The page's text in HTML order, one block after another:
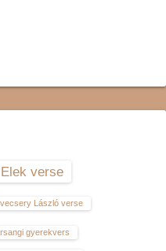
verse
László verse
gyerekvers